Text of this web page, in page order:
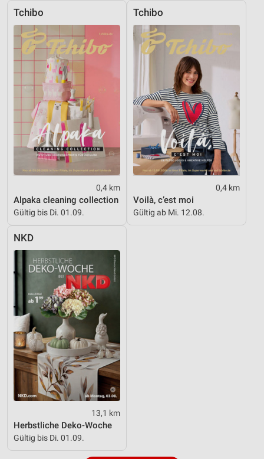
Tchibo
0,4 km
Alpaka cleaning collection
Gültig bis Di. 01.09.
Tchibo
0,4 km
Voilà, c’est moi
Gültig ab Mi. 12.08.
NKD
13,1 km
Herbstliche Deko-Woche
Gültig bis Di. 01.09.